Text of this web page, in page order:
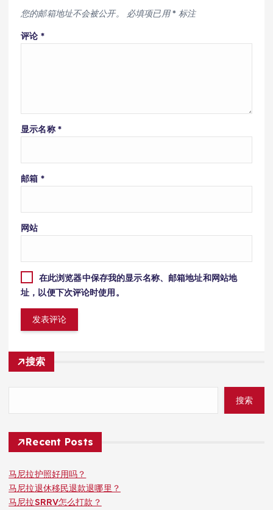
您的邮箱地址不会被公开。 必填项已用* 标注
评论 *
显示名称 *
邮箱 *
网站
在此浏览器中保存我的显示名称、邮箱地址和网站地
址，以便下次评论时使用。
搜索
搜索
Recent Posts
马尼拉护照好用吗？
马尼拉退休移民退款退哪里？
马尼拉SRRV怎么打款？